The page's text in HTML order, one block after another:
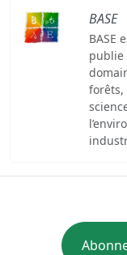
BASE
BASE
publie
forêts,